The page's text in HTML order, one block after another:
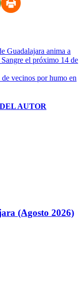
Guadalajara anima a
el próximo 14 de
vecinos por humo en
AUTOR
(Agosto 2026)